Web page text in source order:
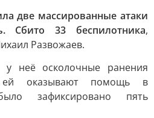
две массированные атаки
Сбито 33 беспилотника,
Развожаев.
у неё осколочные ранения
оказывают помощь в
зафиксировано пять